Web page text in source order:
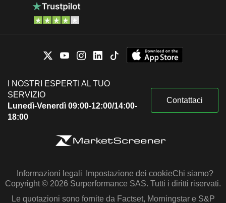
I NOSTRI ESPERTI AL TUO
SERVIZIO
Lunedì-Venerdì 09:00-12:00/14:00-
18:00
Contattaci
Informazioni legali Impostazione dei cookieChi siamo?
Copyright © 2026 Surperformance SAS. Tutti i diritti riservati.
Le quotazioni sono fornite da Factset, Morningstar e S&P